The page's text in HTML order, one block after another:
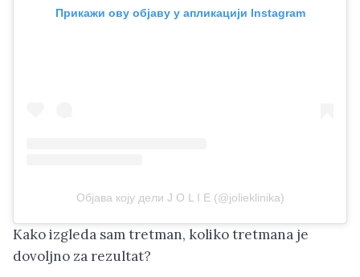
Прикажи ову објаву у апликацији Instagram
Објава коју дели J O L I E (@jolieklinika)
Kako izgleda sam tretman, koliko tretmana je
dovoljno za rezultat?